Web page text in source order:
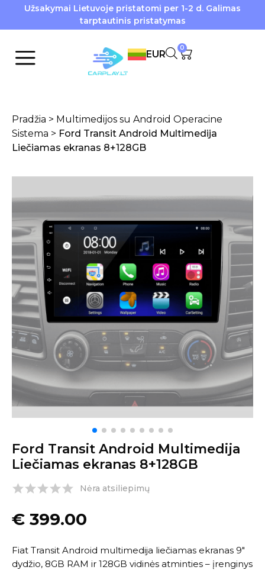
Užsakymai Lietuvoje pristatomi per 1-2 d. Galimas
tarptautinis pristatymas
EUR
0
Pradžia > Multimedijos su Android Operacine
Sistema > Ford Transit Android Multimedija
Liečiamas ekranas 8+128GB
Ford Transit Android Multimedija
Liečiamas ekranas 8+128GB
Nėra atsiliepimų
€ 399.00
Fiat Transit Android multimedija liečiamas ekranas 9″
dydžio, 8GB RAM ir 128GB vidinės atminties – įrenginys